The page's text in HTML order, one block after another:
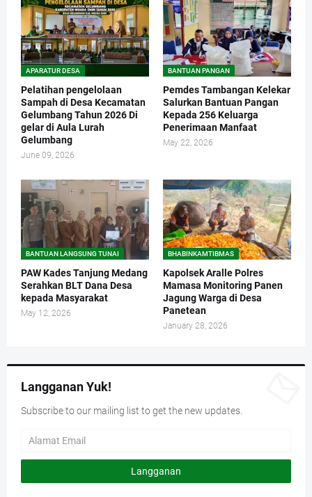
APARATUR DESA
Pelatihan pengelolaan
Sampah di Desa Kecamatan
Gelumbang Tahun 2026 Di
gelar di Aula Lurah
Gelumbang
June 09, 2026
BANTUAN PANGAN
Pemdes Tambangan Kelekar
Salurkan Bantuan Pangan
Kepada 256 Keluarga
Penerimaan Manfaat
May 22, 2026
BANTUAN LANGSUNG TUNAI
PAW Kades Tanjung Medang
Serahkan BLT Dana Desa
kepada Masyarakat
May 12, 2026
BHABINKAMTIBMAS
Kapolsek Aralle Polres
Mamasa Monitoring Panen
Jagung Warga di Desa
Panetean
January 28, 2026
Langganan Yuk!
Subscribe to our mailing list to get the new updates.